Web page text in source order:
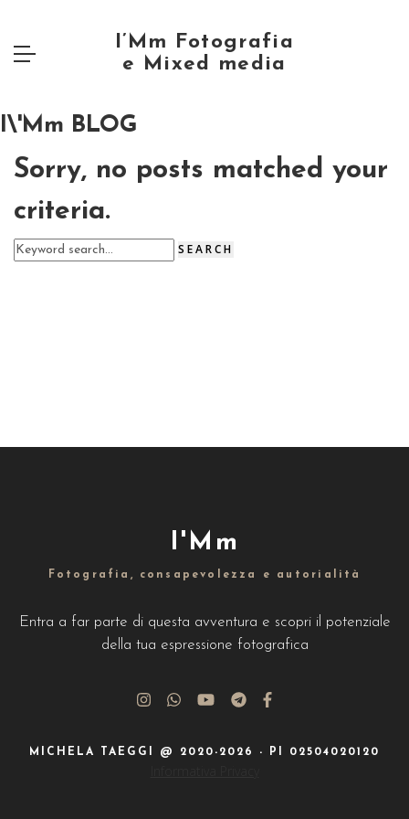
I\'Mm BLOG
Sorry, no posts matched your
criteria.
I'Mm
Fotografia, consapevolezza e autorialità
Entra a far parte di questa avventura e scopri il potenziale
della tua espressione fotografica
MICHELA TAEGGI @ 2020-2026 - PI 02504020120